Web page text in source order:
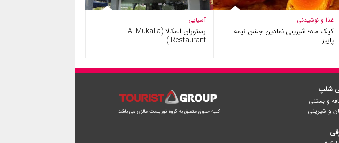
غذا و نوشیدنی
کیک ماه؛ شیرینی نمادین جشن نیمه
پاییز…
آسیایی
رستوران المکالا (Al-Mukalla
Restaurant )
شا‍پ
و بستنی
و شیرینی
کلیه حقوق متعلق به گروه توریست مالزی می باشد.